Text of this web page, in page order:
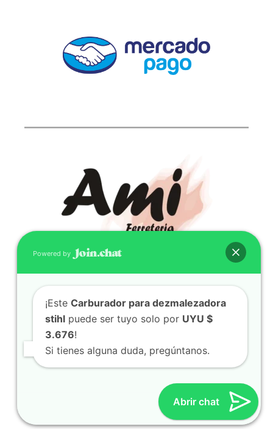
CONTACTO
(598) 099 466 212
Facebook
Instagram
© 2021 – Ferretería AMI – Canelones, Uruguay | Creado
Viajar, Sudamérica en Auto
Powered by
¡Este Carburador para dezmalezadora
stihl puede ser tuyo solo por UYU $
3.676!
Si tienes alguna duda, pregúntanos.
Abrir chat